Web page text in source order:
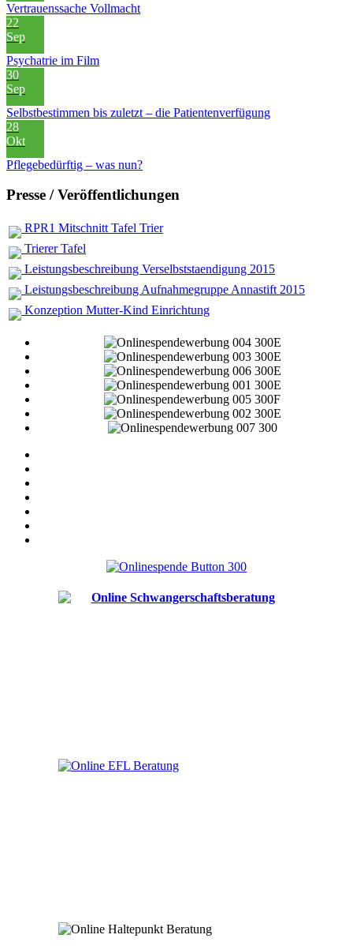
Vertrauenssache Vollmacht
22
Sep
Psychatrie im Film
30
Sep
Selbstbestimmen bis zuletzt – die Patientenverfügung
28
Okt
Pflegebedürftig – was nun?
Presse / Veröffentlichungen
RPR1 Mitschnitt Tafel Trier
Trierer Tafel
Leistungsbeschreibung Verselbststaendigung 2015
Leistungsbeschreibung Aufnahmegruppe Annastift 2015
Konzeption Mutter-Kind Einrichtung